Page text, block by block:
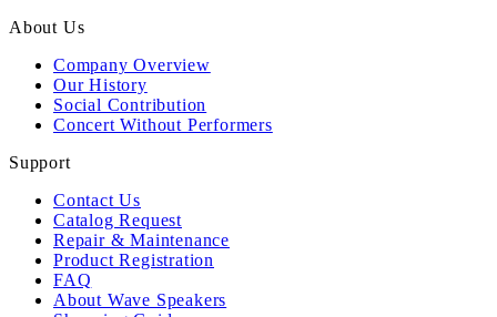
About Us
Company Overview
Our History
Social Contribution
Concert Without Performers
Support
Contact Us
Catalog Request
Repair & Maintenance
Product Registration
FAQ
About Wave Speakers